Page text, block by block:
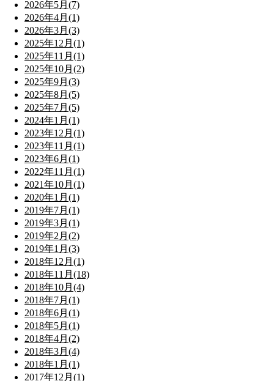
2026年5月(7)
2026年4月(1)
2026年3月(3)
2025年12月(1)
2025年11月(1)
2025年10月(2)
2025年9月(3)
2025年8月(5)
2025年7月(5)
2024年1月(1)
2023年12月(1)
2023年11月(1)
2023年6月(1)
2022年11月(1)
2021年10月(1)
2020年1月(1)
2019年7月(1)
2019年3月(1)
2019年2月(2)
2019年1月(3)
2018年12月(1)
2018年11月(18)
2018年10月(4)
2018年7月(1)
2018年6月(1)
2018年5月(1)
2018年4月(2)
2018年3月(4)
2018年1月(1)
2017年12月(1)